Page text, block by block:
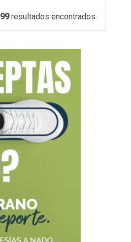
99resultados encontrados.